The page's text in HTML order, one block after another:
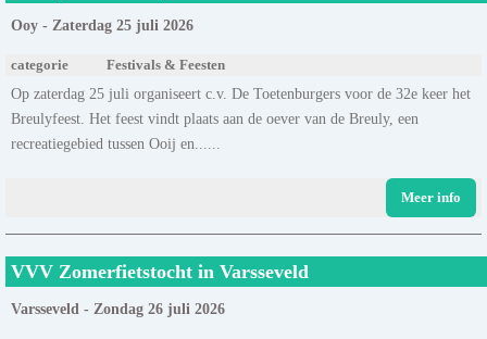
Ooy - Zaterdag 25 juli 2026
categorie Festivals & Feesten
Op zaterdag 25 juli organiseert c.v. De Toetenburgers voor de 32e keer het
Breulyfeest. Het feest vindt plaats aan de oever van de Breuly, een
recreatiegebied tussen Ooij en......
Meer info
VVV Zomerfietstocht in Varsseveld
Varsseveld - Zondag 26 juli 2026